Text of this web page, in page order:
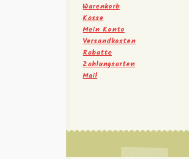
Warenkorb
Kasse
Mein Konto
Versandkosten
Rabatte
Zahlungsarten
Mail